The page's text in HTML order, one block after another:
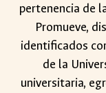
pertenencia de
Promueve,
identificados
de la
universitaria,